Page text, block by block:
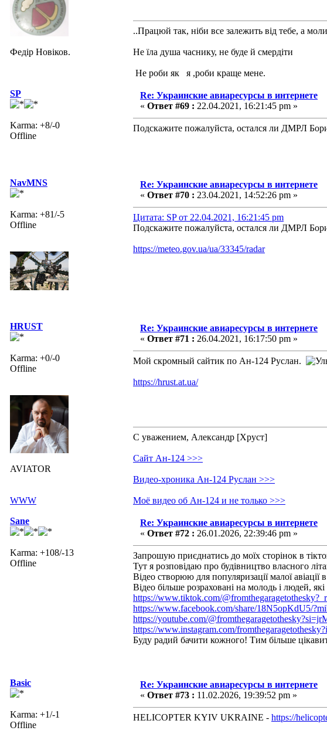
Федір Новіков.
..Працюй так, ніби все залежить від тебе, а
Не їла душа часнику, не буде й смердіти
Не роби як я ,роби краще мене.
SP
Karma: +8/-0
Offline
Re: Украинские авиаресурсы в интернете
« Ответ #69 : 22.04.2021, 16:21:45 pm »
Подскажите пожалуйста, остался ли ДМРЛ
NavMNS
Karma: +81/-5
Offline
Re: Украинские авиаресурсы в интернете
« Ответ #70 : 23.04.2021, 14:52:26 pm »
Цитата: SP от 22.04.2021, 16:21:45 pm
Подскажите пожалуйста, остался ли ДМРЛ
https://meteo.gov.ua/ua/33345/radar
HRUST
Karma: +0/-0
Offline
AVIATOR
WWW
Re: Украинские авиаресурсы в интернете
« Ответ #71 : 26.04.2021, 16:17:50 pm »
Мой скромный сайтик по Ан-124 Руслан.
https://hrust.at.ua/
С уважением, Александр [Хруст]
Сайт Ан-124 >>>
Видео-хроника Ан-124 Руслан >>>
Моё видео об Ан-124 и не только >>>
Sane
Karma: +108/-13
Offline
Re: Украинские авиаресурсы в интернете
« Ответ #72 : 26.01.2026, 22:39:46 pm »
Запрошую приєднатись до моїх сторінок в
Тут я розповідаю про будівництво власного
Відео створюю для популяризації малої авіації
Відео більше розраховані на молодь і людей,
https://www.tiktok.com/
https://www.facebook.com/share/18N5opKdU5/
https://youtube.com/
https://www.instagram.com/
Буду радий бачити кожного! Тим більше
Basic
Karma: +1/-1
Offline
Re: Украинские авиаресурсы в интернете
« Ответ #73 : 11.02.2026, 19:39:52 pm »
HELICOPTER KYIV UKRAINE - https://